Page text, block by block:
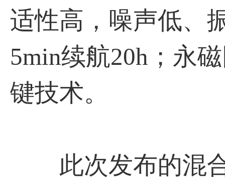
适性高，噪声低、
5min续航20h；永
键技术。
此次发布的混合